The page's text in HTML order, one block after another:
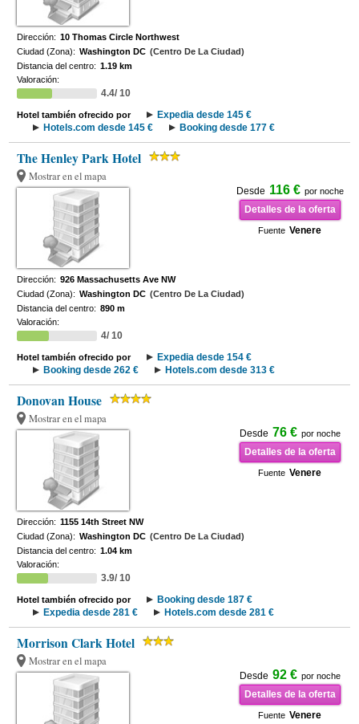
Dirección: 10 Thomas Circle Northwest
Ciudad (Zona): Washington DC (Centro De La Ciudad)
Distancia del centro: 1.19 km
Valoración:
4.4/ 10
Hotel también ofrecido por
Expedia desde 145 €
Hotels.com desde 145 €
Booking desde 177 €
The Henley Park Hotel
Mostrar en el mapa
Desde 116 € por noche
Detalles de la oferta
Fuente Venere
Dirección: 926 Massachusetts Ave NW
Ciudad (Zona): Washington DC (Centro De La Ciudad)
Distancia del centro: 890 m
Valoración:
4/ 10
Hotel también ofrecido por
Expedia desde 154 €
Booking desde 262 €
Hotels.com desde 313 €
Donovan House
Mostrar en el mapa
Desde 76 € por noche
Detalles de la oferta
Fuente Venere
Dirección: 1155 14th Street NW
Ciudad (Zona): Washington DC (Centro De La Ciudad)
Distancia del centro: 1.04 km
Valoración:
3.9/ 10
Hotel también ofrecido por
Booking desde 187 €
Expedia desde 281 €
Hotels.com desde 281 €
Morrison Clark Hotel
Mostrar en el mapa
Desde 92 € por noche
Detalles de la oferta
Fuente Venere